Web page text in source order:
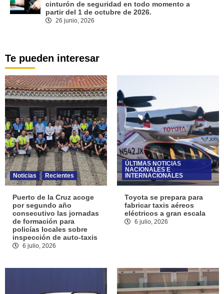
cinturón de seguridad en todo momento a
partir del 1 de octubre de 2026.
26 junio, 2026
Te pueden interesar
Noticias Recientes
Puerto de la Cruz acoge
por segundo año
consecutivo las jornadas
de formación para
policías locales sobre
inspección de auto-taxis
6 julio, 2026
ÚLTIMAS NOTICIAS
NACIONALES E
INTERNACIONALES
Toyota se prepara para
fabricar taxis aéreos
eléctricos a gran escala
6 julio, 2026